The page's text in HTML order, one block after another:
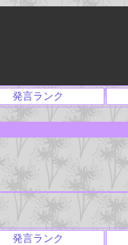
発言ランク
発言ランク